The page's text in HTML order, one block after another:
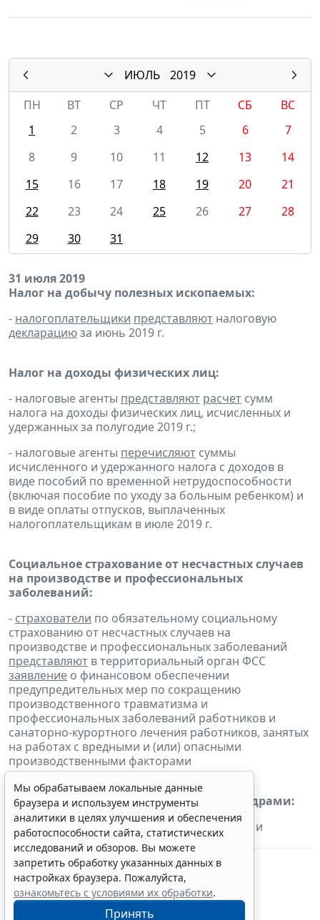
ИЮЛЬ
2019
ПН
ВТ СР ЧТ ПТ СБ
ВС
1
2 3 4 5 6
7
8
9 10 11 12 13
14
15
16 17 18 19 20
21
22
23 24 25 26 27
28
29
30 31
31 июля 2019
Налог на добычу полезных ископаемых:
- налогоплательщики представляют налоговую
декларациюза июнь 2019 г.
Налог на доходы физических лиц:
- налоговые агенты представляют расчет сумм
налога на доходы физических лиц, исчисленных и
удержанных за полугодие 2019 г.;
- налоговые агенты перечисляют суммы
исчисленного и удержанного налога с доходов в
виде пособий по временной нетрудоспособности
(включая пособие по уходу за больным ребенком) и
в виде оплаты отпусков, выплаченных
налогоплательщикам в июле 2019 г.
Социальное страхование от несчастных случаев
на производстве и профессиональных
заболеваний:
- страхователи по обязательному социальному
страхованию от несчастных случаев на
производстве и профессиональных заболеваний
представляют в территориальный орган ФСС
заявление о финансовом обеспечении
предупредительных мер по сокращению
производственного травматизма и
профессиональных заболеваний работников и
санаторно-курортного лечения работников, занятых
на работах с вредными и (или) опасными
производственными факторами
Регулярные платежи за пользование недрами:
- пользователи недрперечисляютплатежи и
представляютрасчеты за II квартал 2019 г.
Мы обрабатываем локальные данные
браузера и используем инструменты
аналитики в целях улучшения и обеспечения
работоспособности сайта, статистических
исследований и обзоров. Вы можете
запретить обработку указанных данных в
настройках браузера. Пожалуйста,
ознакомьтесь с условиями их обработки.
Принять